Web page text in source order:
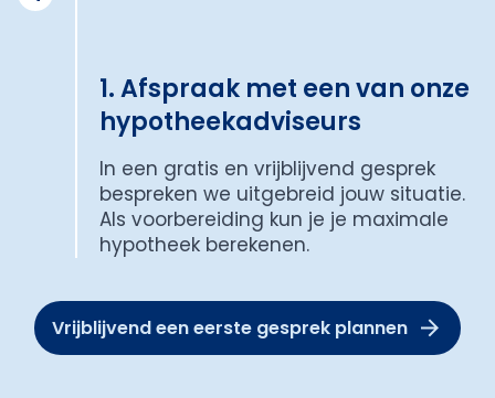
1. Afspraak met een van onze
hypotheekadviseurs
In een gratis en vrijblijvend gesprek
bespreken we uitgebreid jouw situatie.
Als voorbereiding kun je je maximale
hypotheek berekenen.
Vrijblijvend een eerste gesprek plannen